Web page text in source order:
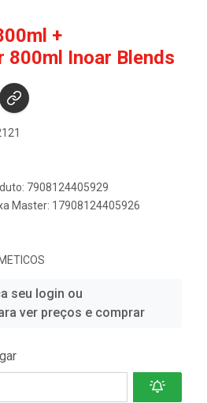
+
800ml Inoar Blends
7908124405929
Master: 17908124405926
seu login ou
ver preços e comprar